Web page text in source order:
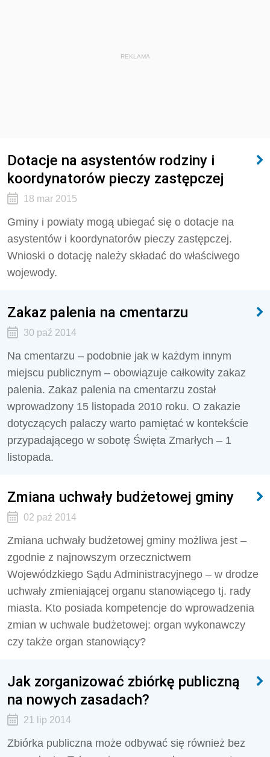
REKLAMA
Dotacje na asystentów rodziny i
koordynatorów pieczy zastępczej
18 mar 2015
Gminy i powiaty mogą ubiegać się o dotacje na
asystentów i koordynatorów pieczy zastępczej.
Wnioski o dotację należy składać do właściwego
wojewody.
Zakaz palenia na cmentarzu
30 paź 2014
Na cmentarzu – podobnie jak w każdym innym
miejscu publicznym – obowiązuje całkowity zakaz
palenia. Zakaz palenia na cmentarzu został
wprowadzony 15 listopada 2010 roku. O zakazie
dotyczących palaczy warto pamiętać w kontekście
przypadającego w sobotę Święta Zmarłych – 1
listopada.
Zmiana uchwały budżetowej gminy
02 paź 2014
Zmiana uchwały budżetowej gminy możliwa jest –
zgodnie z najnowszym orzecznictwem
Wojewódzkiego Sądu Administracyjnego – w drodze
uchwały zmieniającej organu stanowiącego tj. rady
miasta. Kto posiada kompetencje do wprowadzenia
zmian w uchwale budżetowej: organ wykonawczy
czy także organ stanowiący?
Jak zorganizować zbiórkę publiczną
na nowych zasadach?
21 lip 2014
Zbiórka publiczna może odbywać się również bez